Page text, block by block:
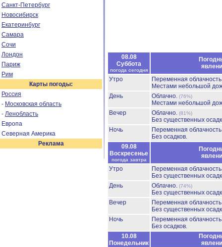
Санкт-Петербург
Новосибирск
Екатеринбург
Самара
Сочи
Лондон
Париж
Рим
Карты погоды:
Россия
- Московская область
- Ленобласть
Европа
Северная Америка
Реклама
08.08
Суббота
погода сегодня
Утро
Переменная
Местами небольшой
День
Облачно. (76%)
Местами небольшой
Вечер
Облачно. (81%)
Без существенных
Ночь
Переменная
Без осадков.
09.08
Воскресенье
погода завтра
Утро
Переменная
Без существенных
День
Облачно. (74%)
Без существенных
Вечер
Переменная
Без существенных
Ночь
Переменная
Без осадков.
10.08
Понедельник